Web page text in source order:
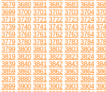
3679 3680 3681 3682 3683 3684
3699 3700 3701 3702 3703 3704
3719 3720 3721 3722 3723 3724
3739 3740 3741 3742 3743 3744
3759 3760 3761 3762 3763 3764
3779 3780 3781 3782 3783 3784
3799 3800 3801 3802 3803 3804
3819 3820 3821 3822 3823 3824
3839 3840 3841 3842 3843 3844
3859 3860 3861 3862 3863 3864
3879 3880 3881 3882 3883 3884
3899 3900 3901 3902 3903 3904